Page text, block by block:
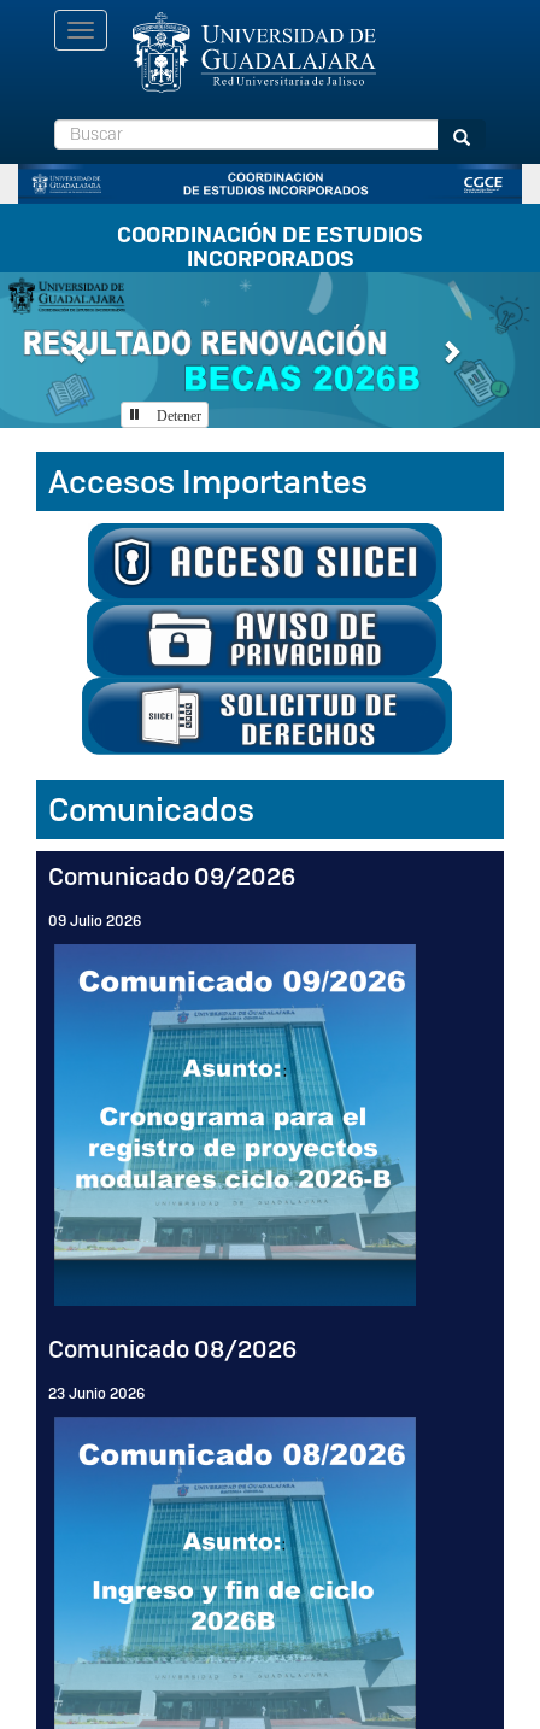
Toggle
navigation
Buscar Buscar
COORDINACIÓN DE ESTUDIOS
INCORPORADOS
Previous Next
Detener
Accesos Importantes
Inicio
Comunicados
Comunicado 09/2026
09 Julio 2026
Comunicado 08/2026
23 Junio 2026